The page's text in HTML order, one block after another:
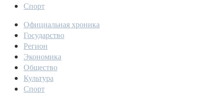
Спорт
Официальная хроника
Государство
Регион
Экономика
Общество
Культура
Спорт